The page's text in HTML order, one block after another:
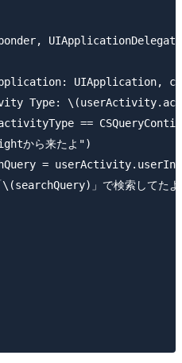
UIApplication,
Type:
==
から来たよ")
=
」で検索してた